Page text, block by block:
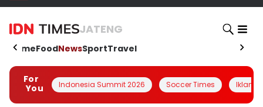
JATENG
HomeFoodNewsSportTravel
For
You
Indonesia Summit 2026 Soccer Times Iklanin